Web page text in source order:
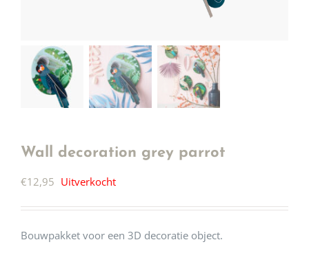
Wall decoration grey parrot
€12,95 Uitverkocht
Bouwpakket voor een 3D decoratie object.